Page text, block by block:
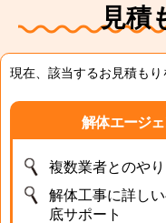
見積
現在、該当するお見積もり
解体エージ
複数業者とのや
解体工事に詳し
底サポート